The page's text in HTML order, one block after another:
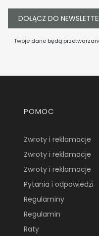
DOŁĄCZ DO
Twoje dane będą
Linki w stopce
POMOC
Zwroty i reklamacje
Zwroty i reklamacje
Zwroty i reklamacje
Pytania i odpowiedzi
Regulaminy
Regulamin
Raty